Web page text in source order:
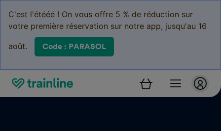
C'est l'étééé ! On vous offre 5 % de réduction sur
votre première réservation sur notre app, jusqu'au 16
août. Code : PARASOL